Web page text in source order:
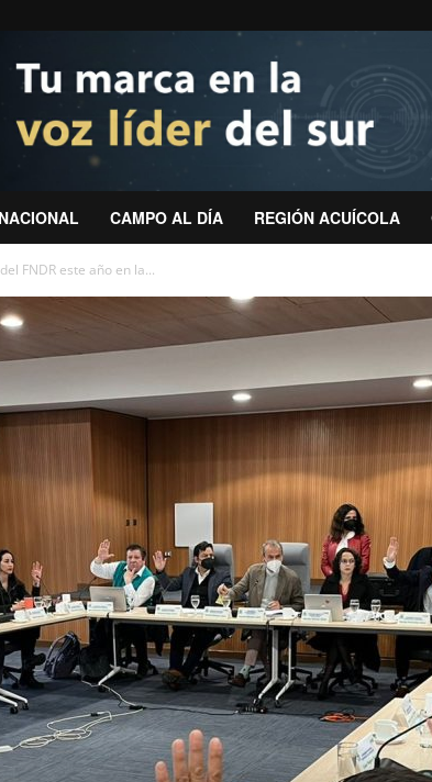
CAMPO AL DÍA REGIÓN ACUÍCOLA
FNDR este año en la...